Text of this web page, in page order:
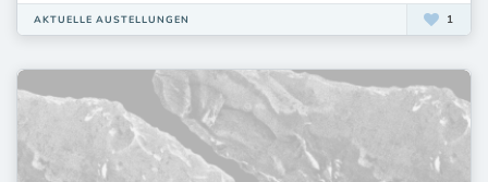
AKTUELLE AUSTELLUNGEN 1